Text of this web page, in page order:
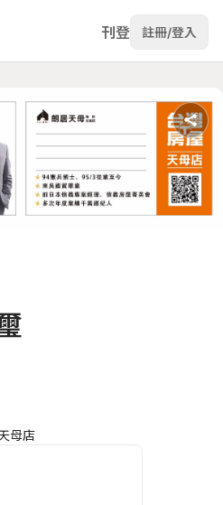
刊登 註冊/登入
母店